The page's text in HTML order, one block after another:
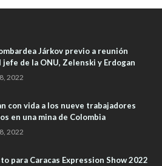
Járkov previo a reunión
de la ONU, Zelenski y Erdogan
2022
con vida a los nueve trabajadores
en una mina de Colombia
2022
para Caracas Expression Show 2022